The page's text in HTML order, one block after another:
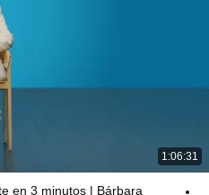
1:06:31
en 3 minutos | Bárbara